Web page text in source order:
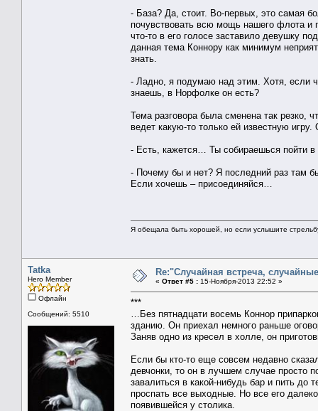
- База? Да, стоит. Во-первых, это самая
почувствовать всю мощь нашего флота и
что-то в его голосе заставило девушку
данная тема Коннору как минимум
знать.
- Ладно, я подумаю над этим. Хотя, если
знаешь, в Норфолке он есть?
Тема разговора была сменена так резко,
ведет какую-то только ей известную
- Есть, кажется… Ты собираешься пойти в
- Почему бы и нет? Я последний раз там
Если хочешь – присоединяйся…
Я обещала быть хорошей, но если услышите
Tatka
Hero Member
Офлайн
Сообщений: 5510
Re:"Случайная встреча,
« Ответ #5 : 15-Ноября-2013 22:52 »
***
…Без пятнадцати восемь Коннор
зданию. Он приехал немного раньше
Заняв одно из кресел в холле, он
Если бы кто-то еще совсем недавно
девчонки, то он в лучшем случае просто
завалиться в какой-нибудь бар и пить до
проспать все выходные. Но все его
появившейся у столика.